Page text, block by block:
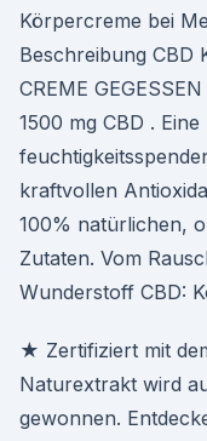
Körpercreme bei
Beschreibung CBD
CREME
1500 mg CBD .
kraftvollen
100% natürlichen,
Zutaten. Vom
Wunderstoff CBD:
★ Zertifiziert mit
Naturextrakt wird
gewonnen.